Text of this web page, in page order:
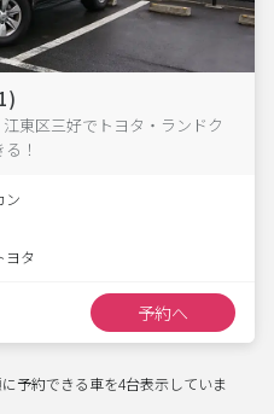
東区三好でトヨタ・ランドク
！
ン
ヨタ
予約へ
予約できる車を4台表示していま